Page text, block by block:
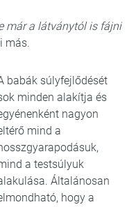
már a látványtól is fájni
más.
babák súlyfejlődését
minden alakítja és
nagyon
mind a
a testsúlyuk
Általánosan
hogy a